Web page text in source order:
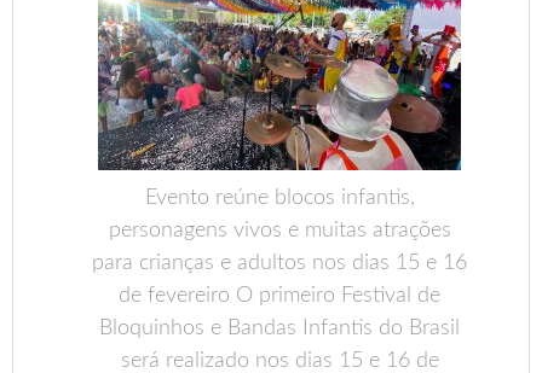
Evento reúne blocos infantis,
personagens vivos e muitas atrações
para crianças e adultos nos dias 15 e 16
de fevereiro O primeiro Festival de
Bloquinhos e Bandas Infantis do Brasil
será realizado nos dias 15 e 16 de